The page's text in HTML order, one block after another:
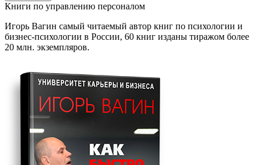
Книги по управлению персоналом
Игорь Вагин самый читаемый автор книг по психологии и
бизнес-психологии в России, 60 книг изданы тиражом более
20 млн. экземпляров.